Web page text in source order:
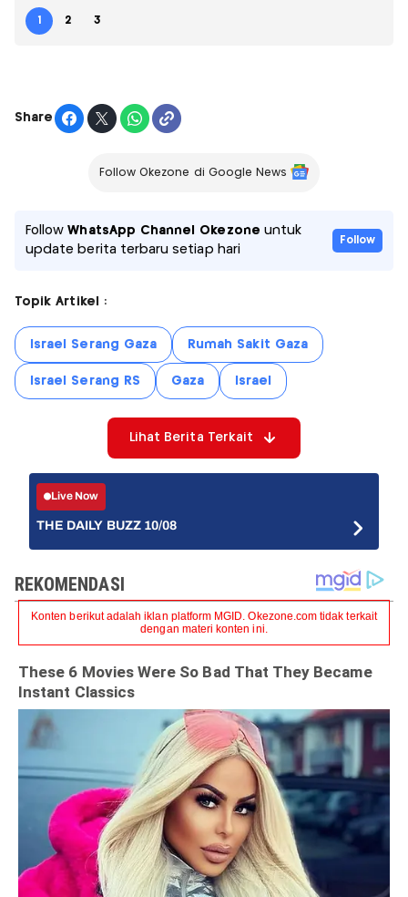
1 2 3
Share
Follow Okezone di Google News
FollowWhatsApp Channel Okezone untuk
update berita terbaru setiap hari
Follow
Topik Artikel :
Israel Serang Gaza Rumah Sakit Gaza
Israel Serang RS Gaza Israel
Lihat Berita Terkait
Live Now
THE DAILY BUZZ 10/08